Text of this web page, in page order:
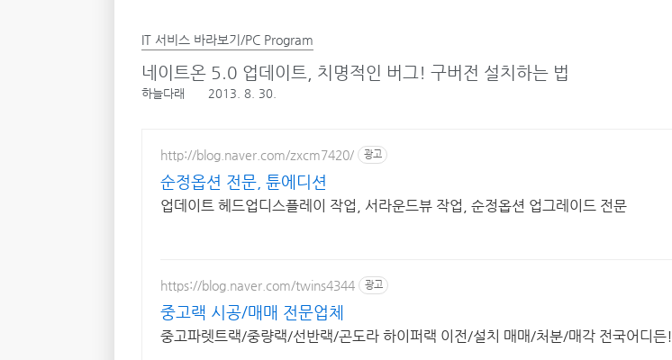
IT 서비스 바라보기/PC Program
네이트온 5.0 업데이트, 치명적인 버그! 구버전 설치하는 법
하늘다래 2013. 8. 30.
http://blog.naver.com/zxcm7420/ 광고
순정옵션 전문, 튠에디션
업데이트 헤드업디스플레이 작업, 서라운드뷰 작업, 순정옵션 업그레이드 전문
https://blog.naver.com/twins4344 광고
중고랙 시공/매매 전문업체
중고파렛트랙/중량랙/선반랙/곤도라 하이퍼랙 이전/설치 매매/처분/매각 전국어디든!